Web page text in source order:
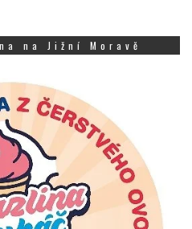
na Jižní Moravě